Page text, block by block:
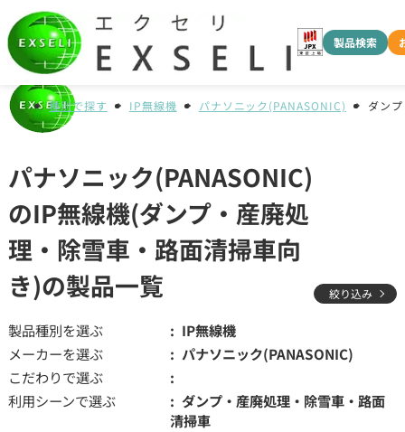
製品検索
種別で探す IP無線機 パナソニック(PANASONIC) ダン
パナソニック(PANASONIC)
のIP無線機(ダンプ・産廃処
理・除雪車・路面清掃車向
き)の製品一覧
絞り込み
製品種別を選ぶ
IP無線機
メーカーを選ぶ
パナソニック(PANASONIC)
こだわりで選ぶ
利用シーンで選ぶ
ダンプ・産廃処理・除雪車・路面
清掃車